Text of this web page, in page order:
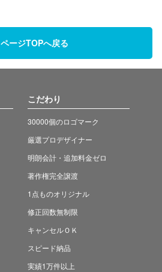
ページTOPへ戻る
こだわり
30000個のロゴマーク
厳選プロデザイナー
明朗会計・追加料金ゼロ
著作権完全譲渡
1点ものオリジナル
修正回数無制限
キャンセルＯＫ
スピード納品
実績1万件以上